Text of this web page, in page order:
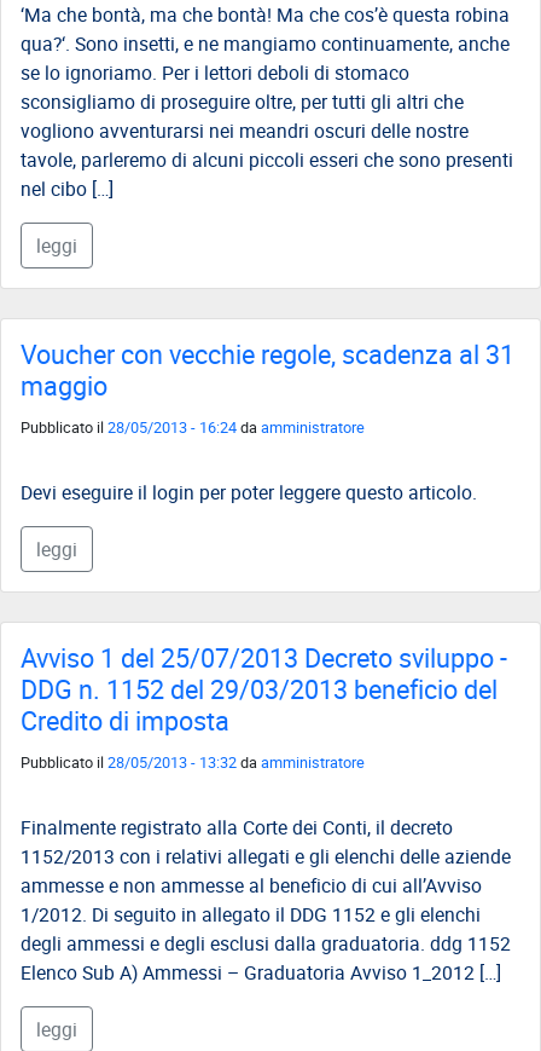
Documenti
ASGCDL
TIROCINANTI
Tirocinanti
Banca
Modulistica
COMMISSIONE
DI
CERTIFICAZIONE
AREA
RISERVATA
‘Ma che bontà, ma che bontà! Ma che cos’è questa robina
qua?‘. Sono insetti, e ne mangiamo continuamente, anche
se lo ignoriamo. Per i lettori deboli di stomaco
sconsigliamo di proseguire oltre, per tutti gli altri che
vogliono avventurarsi nei meandri oscuri delle nostre
tavole, parleremo di alcuni piccoli esseri che sono presenti
nel cibo […]
leggi
Voucher con vecchie regole, scadenza al 31
maggio
Pubblicato il28/05/2013 - 16:24daamministratore
Devi eseguire il login per poter leggere questo articolo.
leggi
Avviso 1 del 25/07/2013 Decreto sviluppo -
DDG n. 1152 del 29/03/2013 beneficio del
Credito di imposta
Pubblicato il28/05/2013 - 13:32daamministratore
Finalmente registrato alla Corte dei Conti, il decreto
1152/2013 con i relativi allegati e gli elenchi delle aziende
ammesse e non ammesse al beneficio di cui all’Avviso
1/2012. Di seguito in allegato il DDG 1152 e gli elenchi
degli ammessi e degli esclusi dalla graduatoria. ddg 1152
Elenco Sub A) Ammessi – Graduatoria Avviso 1_2012 […]
leggi